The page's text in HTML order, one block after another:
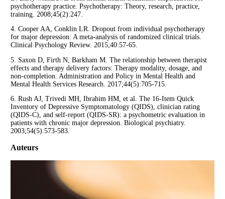
psychotherapy practice. Psychotherapy: Theory, research, practice,
training. 2008;45(2):247.
4. Cooper AA, Conklin LR. Dropout from individual psychotherapy
for major depression: A meta-analysis of randomized clinical trials.
Clinical Psychology Review. 2015;40:57-65.
5. Saxon D, Firth N, Barkham M. The relationship between therapist
effects and therapy delivery factors: Therapy modality, dosage, and
non-completion. Administration and Policy in Mental Health and
Mental Health Services Research. 2017;44(5):705-715.
6. Rush AJ, Trivedi MH, Ibrahim HM, et al. The 16-Item Quick
Inventory of Depressive Symptomatology (QIDS), clinician rating
(QIDS-C), and self-report (QIDS-SR): a psychometric evaluation in
patients with chronic major depression. Biological psychiatry.
2003;54(5):573-583.
Auteurs